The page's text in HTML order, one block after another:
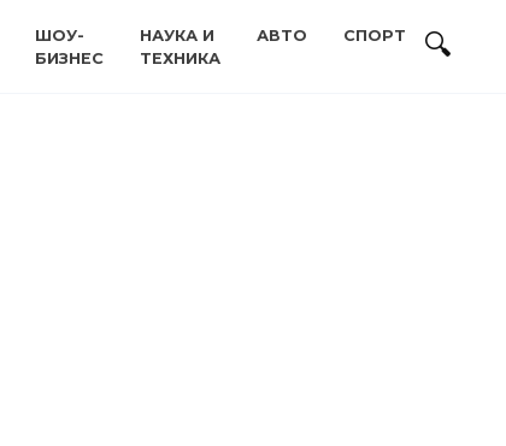
ШОУ-
БИЗНЕС
НАУКА И
ТЕХНИКА
АВТО СПОРТ